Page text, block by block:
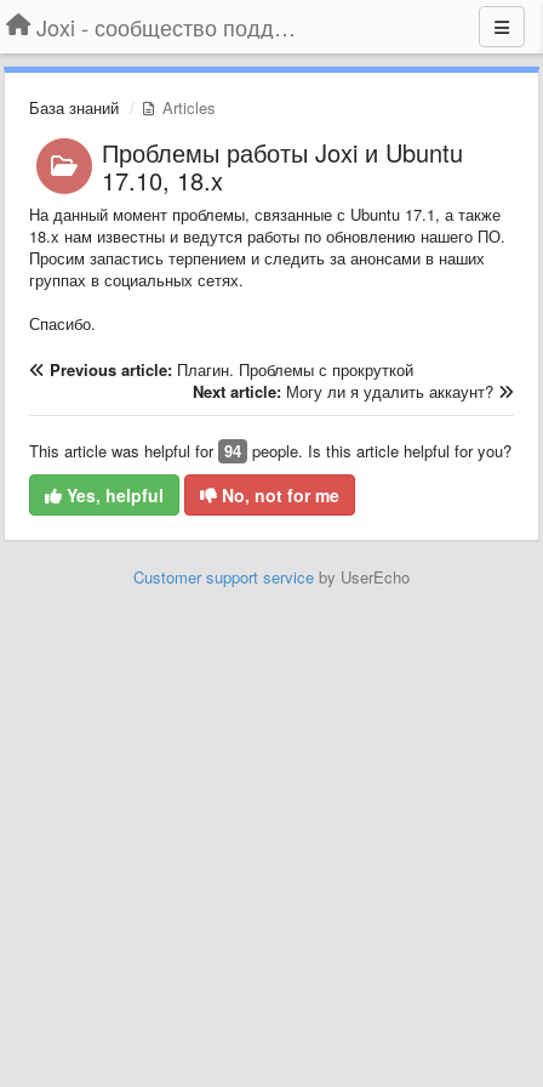
Joxi - сообщество поддержки
База знаний Articles
Проблемы работы Joxi и Ubuntu
17.10, 18.x
На данный момент проблемы, связанные с Ubuntu 17.1, а также
18.x нам известны и ведутся работы по обновлению нашего ПО.
Просим запастись терпением и следить за анонсами в наших
группах в социальных сетях.
Спасибо.
Previous article: Плагин. Проблемы с прокруткой
Next article: Могу ли я удалить аккаунт?
This article was helpful for 94 people. Is this article helpful for you?
Yes, helpful No, not for me
Customer support service by UserEcho